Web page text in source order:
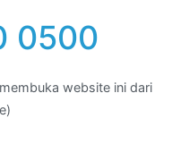
0500
website ini dari